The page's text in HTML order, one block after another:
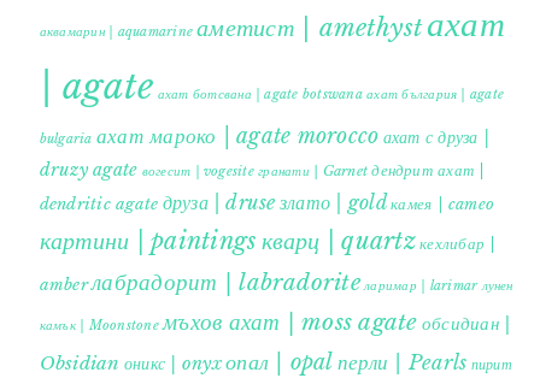
аквамарин | aquamarine аметист | amethystахат
| agate ахат ботсвана | agate botswana ахат българия | agate
bulgaria ахат мароко | agate morocco ахат с друза |
druzy agate вогесит | vogesite гранати | Garnet дендрит ахат |
dendritic agate друза | druse злато | gold камея | cameo
картини | paintings кварц | quartzкехлибар |
amberлабрадорит | labradorite ларимар | larimar лунен
камък | Moonstone мъхов ахат | moss agate обсидиан |
Obsidian оникс | onyxопал | opal перли | Pearls пирит |